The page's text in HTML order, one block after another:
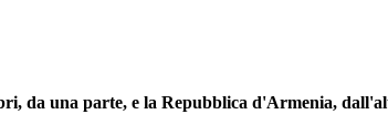
da una parte, e la Repubblica d'Armenia,